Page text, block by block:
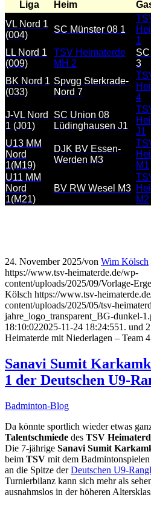
Liga
Heim
VL Nord 1
(004)
SC Münster 08 1
1
LL Nord 1
(009)
TSV Heimaterde
MH 2
3
BK Nord 1
(033)
Spvgg Sterkrade-
Nord 7
4
J-VL Nord
1 (J01)
SC Union 08
Lüdinghausen J1
J1
U13 MM
Nord
1(M19)
DJK BV Essen-
Werden M3
M1
U11 MM
Nord
1(M21)
BV RW Wesel M3
M2
24. November 2025/von Wim Kölsch
https://www.tsv-heimaterde.de/wp-
content/uploads/2025/09/Vorlage-
Kölsch https://www.tsv-
content/uploads/2025/05/tsv-
jahre_logo_transparent_BG-dunkel-
18:10:022025-11-24 18:24:551. und
Heimaterde mit Niederlagen – Team
Sanavi Sumit
1 der Deutschen U9-
Badminton-Blog
Da könnte sportlich wieder etwas
Talentschmiede des TSV
Die 7-jährige Sanavi Sumit
beim TSV mit dem
an die Spitze derDeutschen U9-
Turnierbilanz kann sich mehr als
ausnahmslos in der höheren